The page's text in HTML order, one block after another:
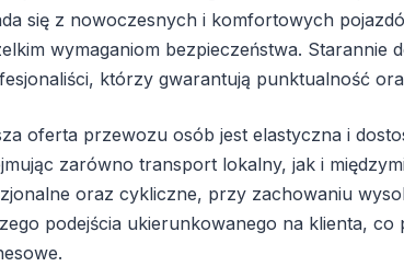
się z nowoczesnych i komfortowych
wymaganiom bezpieczeństwa. Starannie
którzy gwarantują punktualność
oferta przewozu osób jest elastyczna i
zarówno transport lokalny, jak i
oraz cykliczne, przy zachowaniu
podejścia ukierunkowanego na klienta, co